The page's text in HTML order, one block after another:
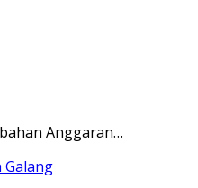
Anggaran…